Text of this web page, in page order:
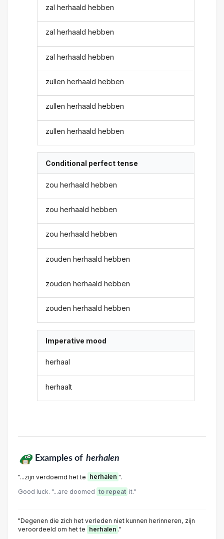
zal herhaald hebben
zal herhaald hebben
zal herhaald hebben
zullen herhaald hebben
zullen herhaald hebben
zullen herhaald hebben
Conditional perfect tense
zou herhaald hebben
zou herhaald hebben
zou herhaald hebben
zouden herhaald hebben
zouden herhaald hebben
zouden herhaald hebben
Imperative mood
herhaal
herhaalt
Examples of herhalen
"...zijn verdoemd het te herhalen ".
Good luck. "...are doomed to repeat it."
"Degenen die zich het verleden niet kunnen herinneren, zijn
veroordeeld om het te herhalen ."